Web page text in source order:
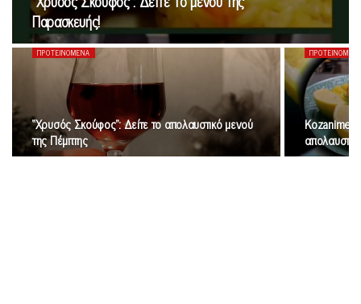
Παρασκευής!
ΠΡΟΤΕΙΝΌΜΕΝΑ
“Xρυσός Σκούφος”: Δείτε το απολαυστικό μενού
της Πέμπτης